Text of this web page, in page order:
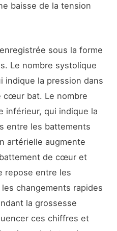
baisse de la tension
sous la forme
Le nombre systolique
indique la pression dans
cœur bat. Le nombre
inférieur, qui indique la
entre les battements
artérielle augmente
de cœur et
repose entre les
changements rapides
la grossesse
ces chiffres et